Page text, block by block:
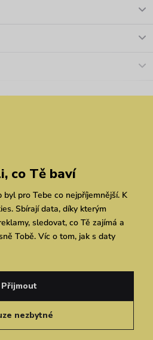
Simplia.cz
osobních údajů
Čeština
co Tě baví
pro Tebe co nejpříjemnější. K
Sbírají data, díky kterým
sledovat, co Tě zajímá a
Tobě. Víc o tom, jak s daty
nezbytné
Přijmout